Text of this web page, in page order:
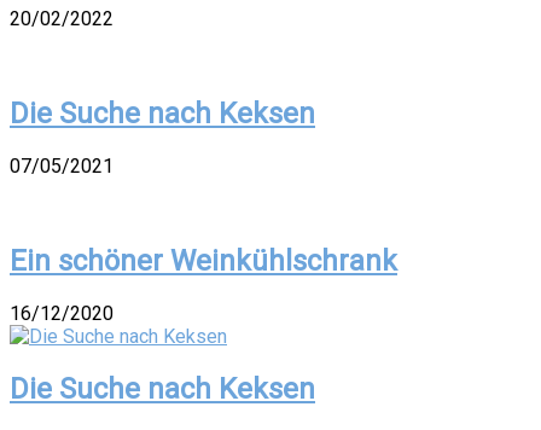
20/02/2022
Die Suche nach Keksen
07/05/2021
Ein schöner Weinkühlschrank
16/12/2020
Die Suche nach Keksen